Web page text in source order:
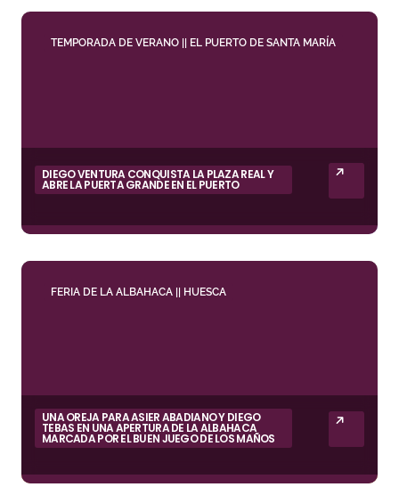
TEMPORADA DE VERANO || EL PUERTO DE SANTA MARÍA
DIEGO VENTURA CONQUISTA LA PLAZA REAL Y
ABRE LA PUERTA GRANDE EN EL PUERTO
FERIA DE LA ALBAHACA || HUESCA
UNA OREJA PARA ASIER ABADIANO Y DIEGO
TEBAS EN UNA APERTURA DE LA ALBAHACA
MARCADA POR EL BUEN JUEGO DE LOS MAÑOS